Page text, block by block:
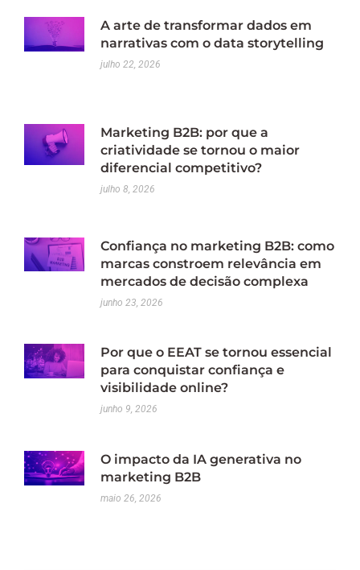
A arte de transformar dados em
narrativas com o data storytelling
julho 22, 2026
Marketing B2B: por que a
criatividade se tornou o maior
diferencial competitivo?
julho 8, 2026
Confiança no marketing B2B: como
marcas constroem relevância em
mercados de decisão complexa
junho 23, 2026
Por que o EEAT se tornou essencial
para conquistar confiança e
visibilidade online?
junho 9, 2026
O impacto da IA generativa no
marketing B2B
maio 26, 2026